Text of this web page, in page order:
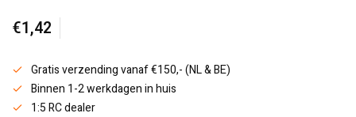
€1,42
Gratis verzending vanaf €150,- (NL & BE)
Binnen 1-2 werkdagen in huis
1:5 RC dealer